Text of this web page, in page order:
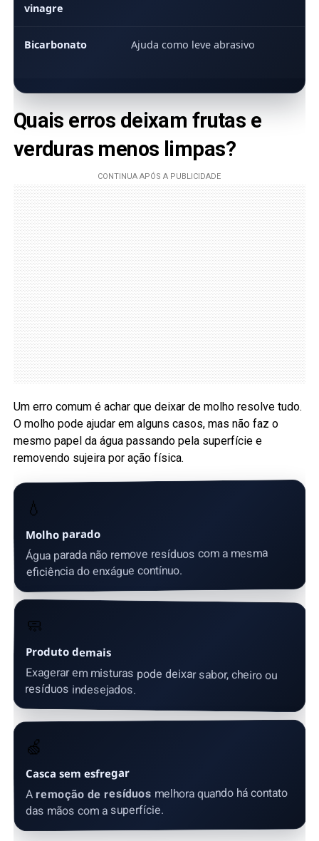
vinagre
Bicarbonato Ajuda como leve abrasivo
Quais erros deixam frutas e
verduras menos limpas?
Um erro comum é achar que deixar de molho resolve tudo.
O molho pode ajudar em alguns casos, mas não faz o
mesmo papel da água passando pela superfície e
removendo sujeira por ação física.
💧
Molho parado
Água parada não remove resíduos com a mesma
eficiência do enxágue contínuo.
🧼
Produto demais
Exagerar em misturas pode deixar sabor, cheiro ou
resíduos indesejados.
🍏
Casca sem esfregar
A remoção de resíduos melhora quando há contato
das mãos com a superfície.